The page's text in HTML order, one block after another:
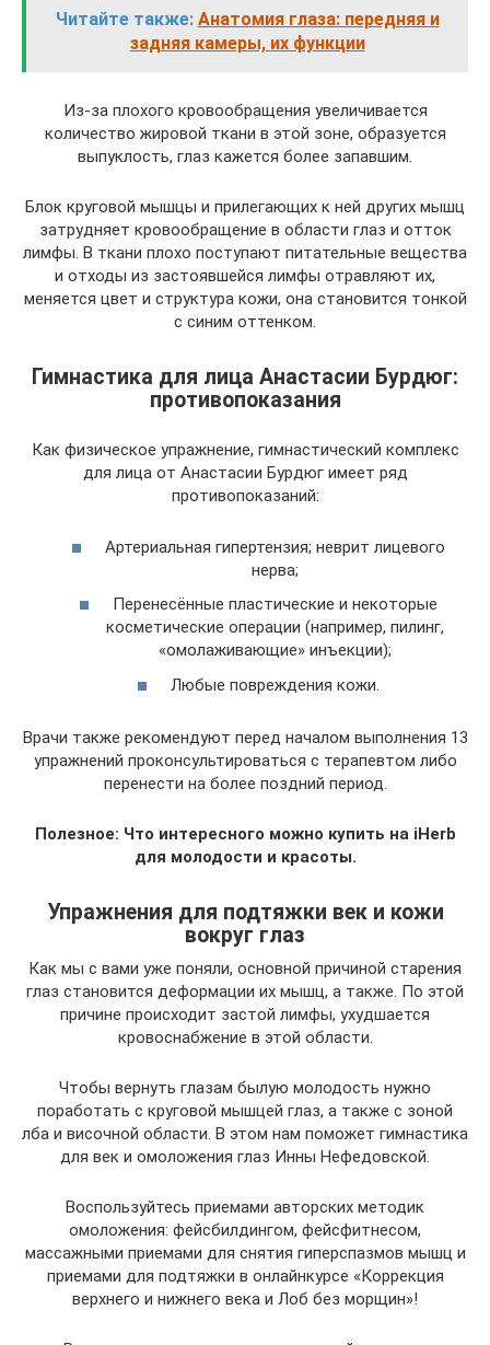
Читайте также: Анатомия глаза: передняя и
задняя камеры, их функции
Из-за плохого кровообращения увеличивается
количество жировой ткани в этой зоне, образуется
выпуклость, глаз кажется более запавшим.
Блок круговой мышцы и прилегающих к ней других мышц
затрудняет кровообращение в области глаз и отток
лимфы. В ткани плохо поступают питательные вещества
и отходы из застоявшейся лимфы отравляют их,
меняется цвет и структура кожи, она становится тонкой
с синим оттенком.
Гимнастика для лица Анастасии Бурдюг:
противопоказания
Как физическое упражнение, гимнастический комплекс
для лица от Анастасии Бурдюг имеет ряд
противопоказаний:
Артериальная гипертензия; неврит лицевого
нерва;
Перенесённые пластические и некоторые
косметические операции (например, пилинг,
«омолаживающие» инъекции);
Любые повреждения кожи.
Врачи также рекомендуют перед началом выполнения 13
упражнений проконсультироваться с терапевтом либо
перенести на более поздний период.
Полезное: Что интересного можно купить на iHerb
для молодости и красоты.
Упражнения для подтяжки век и кожи
вокруг глаз
Как мы с вами уже поняли, основной причиной старения
глаз становится деформации их мышц, а также. По этой
причине происходит застой лимфы, ухудшается
кровоснабжение в этой области.
Чтобы вернуть глазам былую молодость нужно
поработать с круговой мышцей глаз, а также с зоной
лба и височной области. В этом нам поможет гимнастика
для век и омоложения глаз Инны Нефедовской.
Воспользуйтесь приемами авторских методик
омоложения: фейсбилдингом, фейсфитнесом,
массажными приемами для снятия гиперспазмов мышц и
приемами для подтяжки в онлайнкурсе «Коррекция
верхнего и нижнего века и Лоб без морщин»!